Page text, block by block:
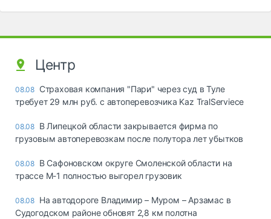
Центр
08.08 Страховая компания "Пари" через суд в Туле
требует 29 млн руб. с автоперевозчика Kaz TralServiece
08.08 В Липецкой области закрывается фирма по
грузовым автоперевозкам после полутора лет убытков
08.08 В Сафоновском округе Смоленской области на
трассе М-1 полностью выгорел грузовик
08.08 На автодороге Владимир – Муром – Арзамас в
Судогодском районе обновят 2,8 км полотна